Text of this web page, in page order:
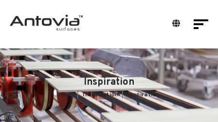
Inspiration
Heim Information Inspiration